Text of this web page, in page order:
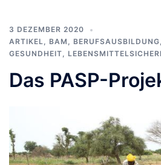
3 DEZEMBER 2020
ARTIKEL
BAM BERUFSAUSBILDUNG
GESUNDHEIT
Das PASP-